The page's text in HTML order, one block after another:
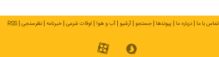
تماس با ما درباره ما پیوندها جستجو آرشیو آب و هوا اوقات شرعی خبرنامه نظرسنجی RSS